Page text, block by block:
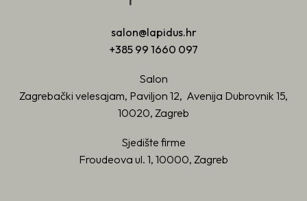
salon@lapidus.hr
+385 99 1660 097
Salon
Zagrebački velesajam, Paviljon 12, Avenija Dubrovnik 15,
10020, Zagreb
Sjedište firme
Froudeova ul. 1, 10000, Zagreb